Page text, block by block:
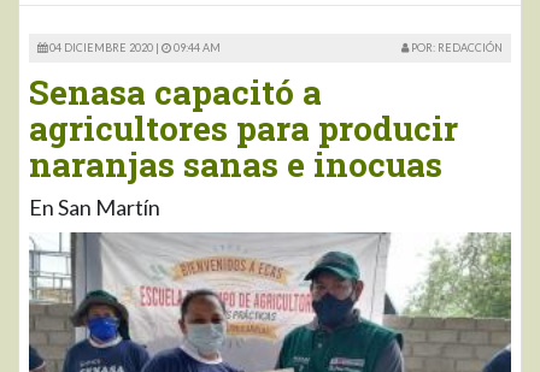
04 DICIEMBRE 2020 | 09:44 AM POR: REDACCIÓN
Senasa capacitó a
agricultores para producir
naranjas sanas e inocuas
En San Martín